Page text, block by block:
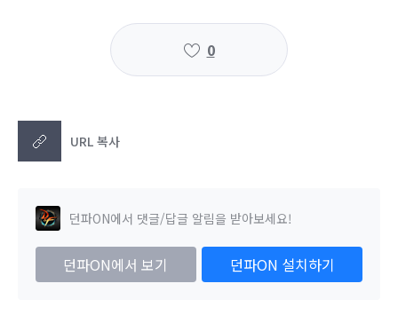
0
URL 복사
던파ON에서 댓글/답글 알림을 받아보세요!
던파ON에서 보기 던파ON 설치하기